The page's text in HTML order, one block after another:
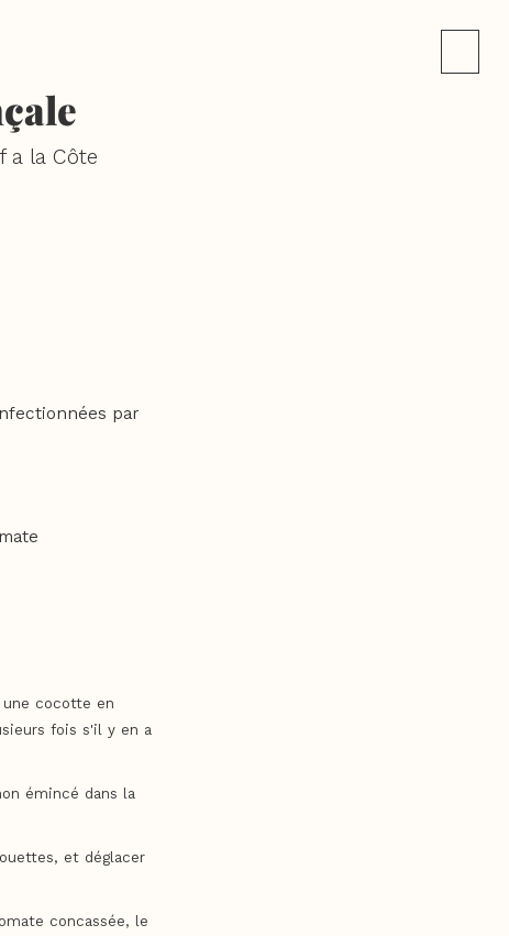
a la Côte
par
une cocotte en
fois s'il y en a
émincé dans la
et déglacer
concassée, le